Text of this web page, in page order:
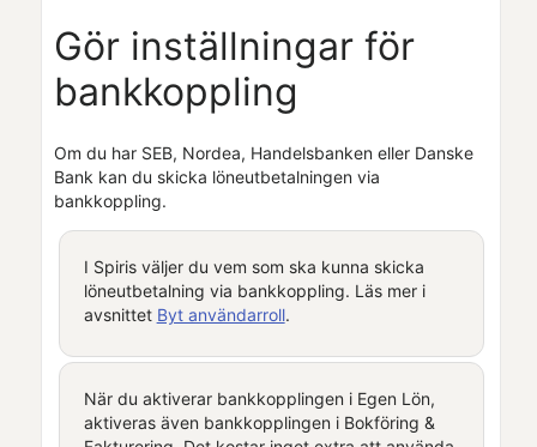
Gör inställningar för
bankkoppling
Om du har SEB, Nordea, Handelsbanken eller Danske
Bank kan du skicka löneutbetalningen via
bankkoppling.
I Spirisväljer du vem som ska kunna skicka
löneutbetalning via bankkoppling. Läs mer i
avsnittet Byt användarroll.
När du aktiverar bankkopplingen i Egen Lön,
aktiveras även bankkopplingen i Bokföring &